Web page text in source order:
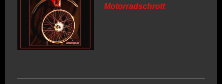
Motorradschrott